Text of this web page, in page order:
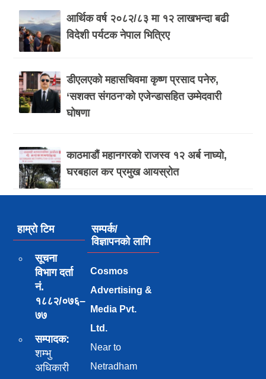
आर्थिक वर्ष २०८२/८३ मा १२ लाखभन्दा बढी
विदेशी पर्यटक नेपाल भित्रिए
डीएलएको महासचिवमा कृष्ण प्रसाद पनेरु,
‘सशक्त संगठन’को एजेन्डासहित उम्मेदवारी
घोषणा
काठमाडौं महानगरको राजस्व १२ अर्ब नाघ्यो,
घरबहाल कर प्रमुख आयस्रोत
हाम्रो टिम
सूचना
विभाग दर्ता
नं.
१८८२/०७६–
७७
सम्पादक:
शम्भु
अधिकारी
सम्पर्क/
विज्ञापनको लागि
Cosmos
Advertising &
Media Pvt.
Ltd.
Near to
Netradham